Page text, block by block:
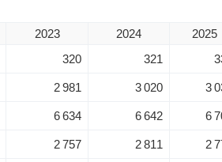
2023 2024
2025
320 321
2 981 3 020 3
6 634 6 642 6
2 757 2 811 2